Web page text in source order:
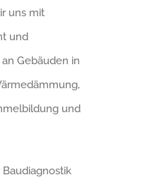
uns mit
und
Gebäuden in
und